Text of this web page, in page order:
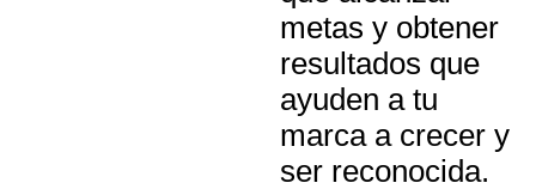
metas y obtener
resultados que
ayuden a tu
marca a crecer y
ser reconocida.